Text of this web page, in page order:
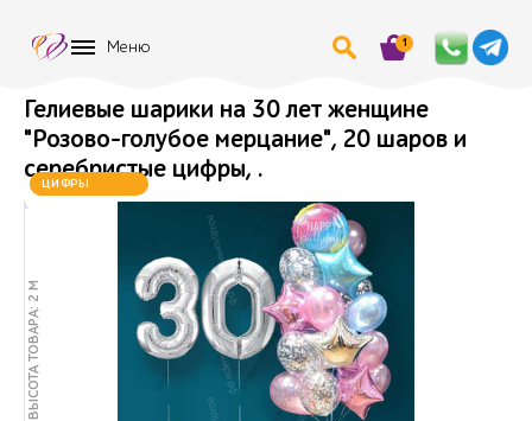
Меню 1
Гелиевые шарики на 30 лет женщине
"Розово-голубое мерцание", 20 шаров и
серебристые цифры, .
ХИТ
ЦИФРЫ
ВЫСОТА ТОВАРА: 2 М